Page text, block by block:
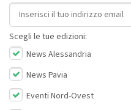
Indirizzo email
Scegli le tue edizioni:
News Alessandria
News Pavia
Eventi Nord-Ovest